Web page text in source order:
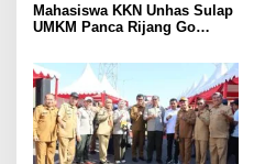
Mahasiswa KKN Unhas Sulap
UMKM Panca Rijang Go
Antusias Ikuti Pelatihan